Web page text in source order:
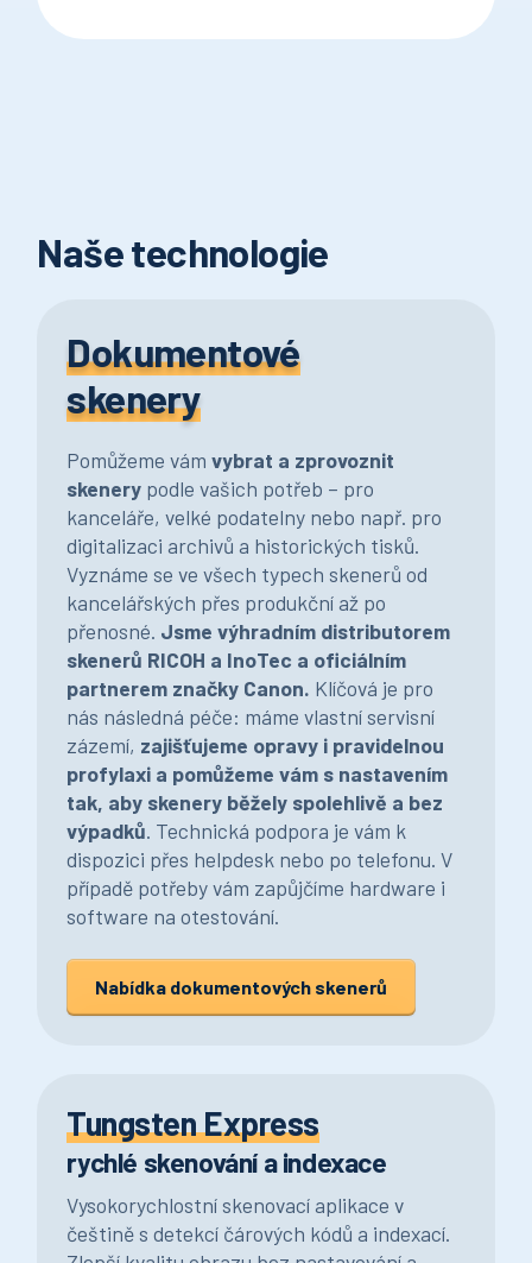
Naše technologie
Dokumentové
skenery
Pomůžeme vámvybrat a zprovoznit
skenery podle vašich potřeb – pro
kanceláře, velké podatelny nebo např. pro
digitalizaci archivů a historických tisků.
Vyznáme se ve všech typech skenerů od
kancelářských přes produkční až po
přenosné. Jsme výhradním distributorem
skenerů RICOH a InoTec a oficiálním
partnerem značky Canon. Klíčová je pro
nás následná péče: máme vlastní servisní
zázemí, zajišťujeme opravy i pravidelnou
profylaxi a pomůžeme vám s nastavením
tak, aby skenery běžely spolehlivě a bez
výpadků. Technická podpora je vám k
dispozici přes helpdesk nebo po telefonu. V
případě potřeby vám zapůjčíme hardware i
software na otestování.
Nabídka dokumentových skenerů
Tungsten Express
rychlé skenování a indexace
Vysokorychlostní skenovací aplikace v
češtině s detekcí čárových kódů a indexací.